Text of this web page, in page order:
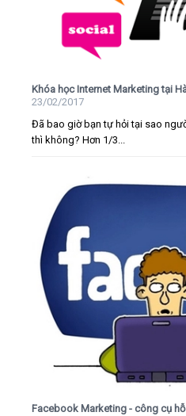
Khóa học Internet Marketing tại
23/02/2017
Đã bao giờ bạn tự hỏi tại sao
thì không? Hơn 1/3...
Facebook Marketing - công cụ